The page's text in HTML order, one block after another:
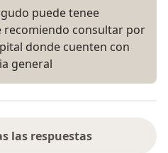
puede tenee
recomiendo consultar por
donde cuenten con
general
las respuestas